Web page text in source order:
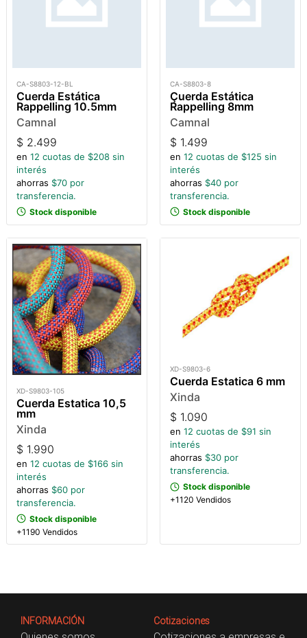
CA-S8803-12-BL
Cuerda Estática
Rappelling 10.5mm
Camnal
$ 2.499
en 12 cuotas de $208 sin
interés
ahorras $70 por
transferencia.
Stock disponible
CA-S8803-8
Çuerda Estática
Rappelling 8mm
Camnal
$ 1.499
en 12 cuotas de $125 sin
interés
ahorras $40 por
transferencia.
Stock disponible
XD-S9803-105
Cuerda Estatica 10,5
mm
Xinda
$ 1.990
en 12 cuotas de $166 sin
interés
ahorras $60 por
transferencia.
Stock disponible
+1190 Vendidos
XD-S9803-6
Cuerda Estatica 6 mm
Xinda
$ 1.090
en 12 cuotas de $91 sin
interés
ahorras $30 por
transferencia.
Stock disponible
+1120 Vendidos
INFORMACIÓN Cotizaciones